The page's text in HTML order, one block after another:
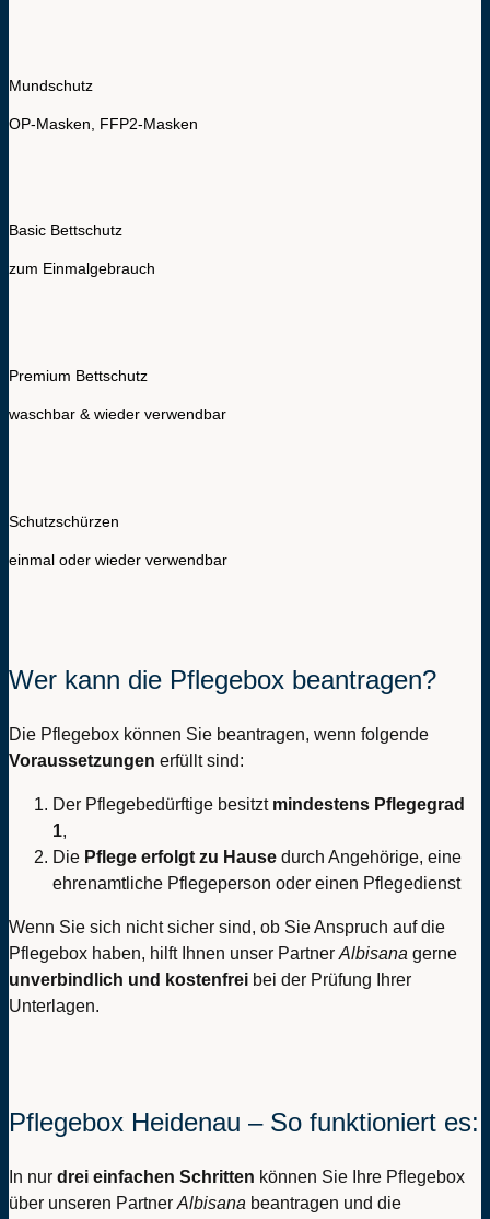
Mundschutz
OP-Masken, FFP2-Masken
Basic Bettschutz
zum Einmalgebrauch
Premium Bettschutz
waschbar & wieder verwendbar
Schutzschürzen
einmal oder wieder verwendbar
Wer kann die Pflegebox beantragen?
Die Pflegebox können Sie beantragen, wenn folgende
Voraussetzungen erfüllt sind:
Der Pflegebedürftige besitzt mindestens Pflegegrad
1,
Die Pflege erfolgt zu Hause durch Angehörige, eine
ehrenamtliche Pflegeperson oder einen Pflegedienst
Wenn Sie sich nicht sicher sind, ob Sie Anspruch auf die
Pflegebox haben, hilft Ihnen unser Partner Albisana gerne
unverbindlich und kostenfrei bei der Prüfung Ihrer
Unterlagen.
Pflegebox Heidenau – So funktioniert es:
In nur drei einfachen Schritten können Sie Ihre Pflegebox
über unseren Partner Albisana beantragen und die